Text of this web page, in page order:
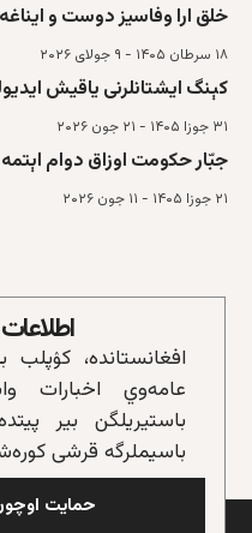
خلق ارا وفاسیز دوست و
۱۸ سرطان ۱۴۰۵ - ۹ جولای ۲۰۲۶
کېنگ ایشتانلرنی یاقیش
۳۱ جوزا ۱۴۰۵ - ۲۱ جون ۲۰۲۶
جبّار حکومت اوزاق دوام
۲۱ جوزا ۱۴۰۵ - ۱۱ جون ۲۰۲۶
افغانستانده، کۉپلب
عامه‌وي اخبارات
باستیریلگن بیر
باسیملرگه قرشی
حمایت